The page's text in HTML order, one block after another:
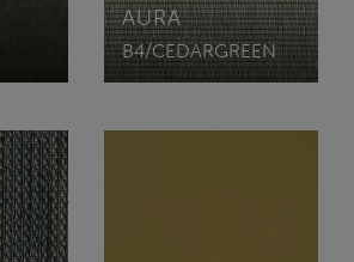
AURA
B4/CEDARGREEN